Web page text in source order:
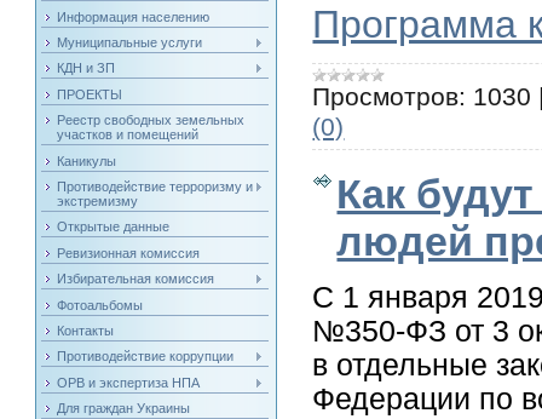
Информация населению
Муниципальные услуги
КДН и ЗП
ПРОЕКТЫ
Реестр свободных земельных
участков и помещений
Каникулы
Противодействие терроризму и
экстремизму
Открытые данные
Ревизионная комиссия
Избирательная комиссия
Фотоальбомы
Контакты
Противодействие коррупции
ОРВ и экспертиза НПА
Для граждан Украины
Программа
Просмотров: 1030
(0)
Как
людей
С 1 января
№350-ФЗ от 3
в отдельные
Федерации по